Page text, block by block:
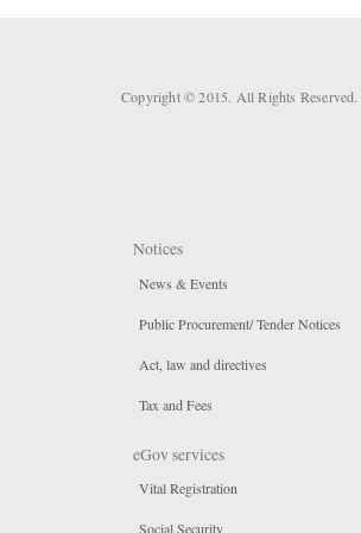
Copyright © 2015. All Rights Reserved.
Notices
News & Events
Public Procurement/ Tender Notices
Act, law and directives
Tax and Fees
eGov services
Vital Registration
Social Security